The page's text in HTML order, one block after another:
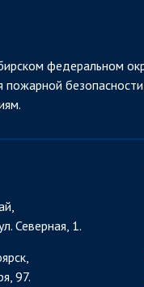
федеральном
Северная, 1.
97.